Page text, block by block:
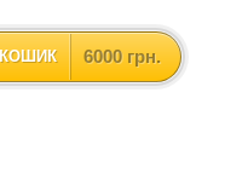
6000 грн.